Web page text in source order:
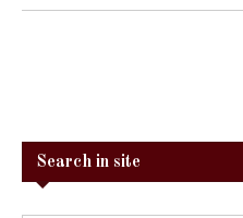
Search in site